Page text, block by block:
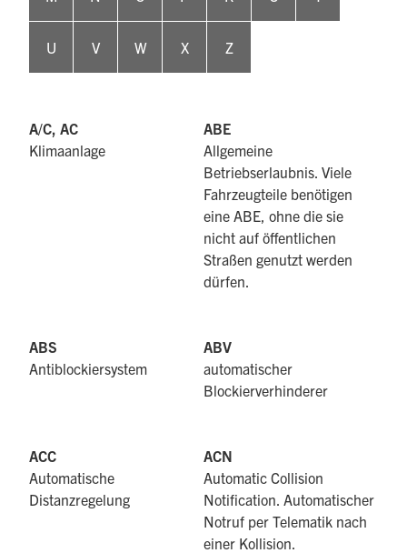
U V W X Z
A/C, AC
Klimaanlage
ABE
Allgemeine
Betriebserlaubnis. Viele
Fahrzeugteile benötigen
eine ABE, ohne die sie
nicht auf öffentlichen
Straßen genutzt werden
dürfen.
ABS
Antiblockiersystem
ABV
automatischer
Blockierverhinderer
ACC
Automatische
Distanzregelung
ACN
Automatic Collision
Notification. Automatischer
Notruf per Telematik nach
einer Kollision.